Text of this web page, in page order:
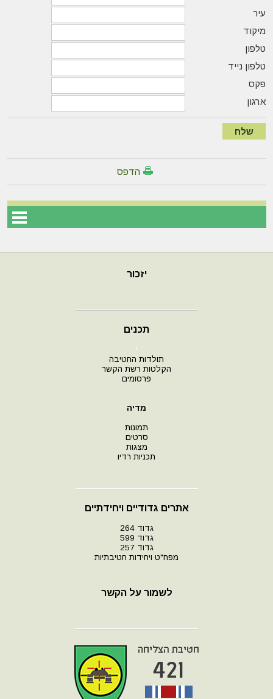
עיר
מיקוד
טלפון
טלפון נייד
פקס
ארגון
הדפס
יזכור
תכנים
י
תולדות החטיבה
הקלטות רשת הקשר
פרסומים
מדיה
תמונות
סרטים
מצגות
תכניות רדיו
אתרים גדודיים ויחידתיים
גדוד 264
גדוד 599
גדוד 257
מפח"ט ויחידות חטיבתיות
לשמור על הקשר